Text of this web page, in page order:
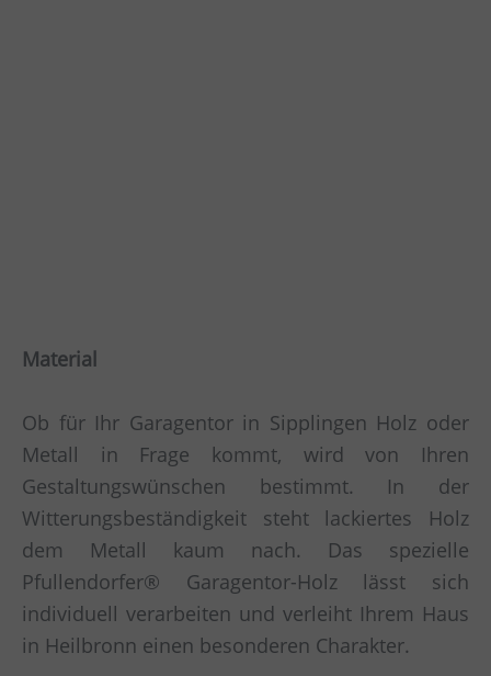
Material
Ob für Ihr Garagentor in Sipplingen Holz oder
Metall in Frage kommt, wird von Ihren
Gestaltungswünschen bestimmt. In der
Witterungsbeständigkeit steht lackiertes Holz
dem Metall kaum nach. Das spezielle
Pfullendorfer® Garagentor-Holz lässt sich
individuell verarbeiten und verleiht Ihrem Haus
in Heilbronn einen besonderen Charakter.